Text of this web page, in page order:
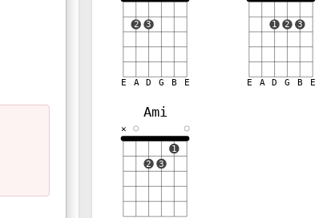
E A D G B E
2 3
E A D G B E
1 2 3
Ami
✕
2 3
1